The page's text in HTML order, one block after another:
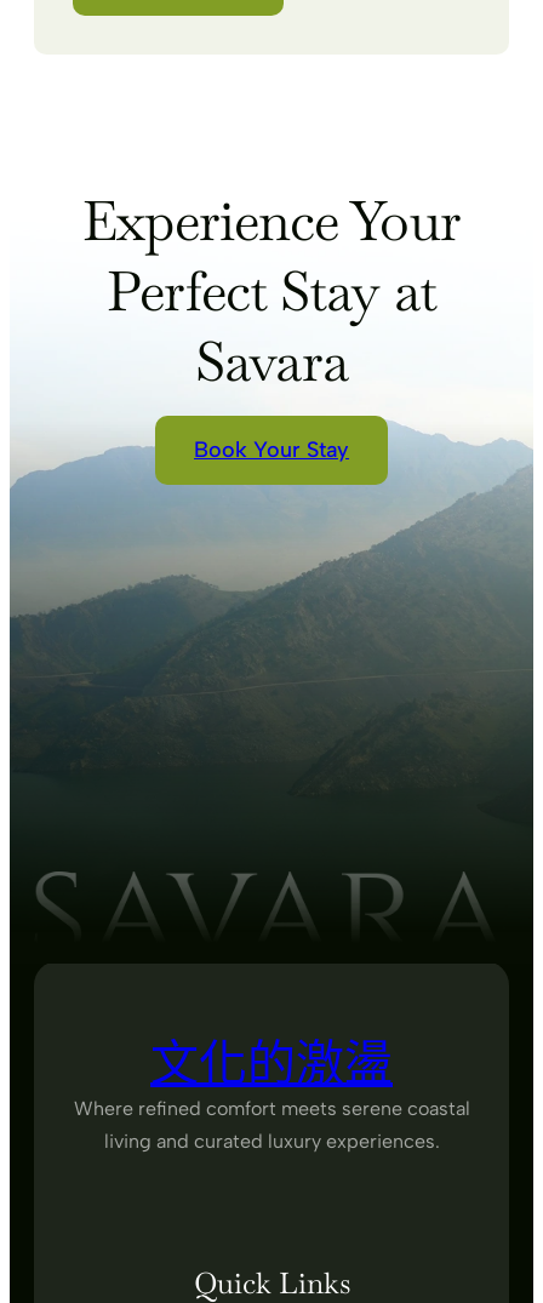
Experience Your
Perfect Stay at
Savara
Book Your Stay
文化的激盪
Where refined comfort meets serene coastal
living and curated luxury experiences.
Quick Links